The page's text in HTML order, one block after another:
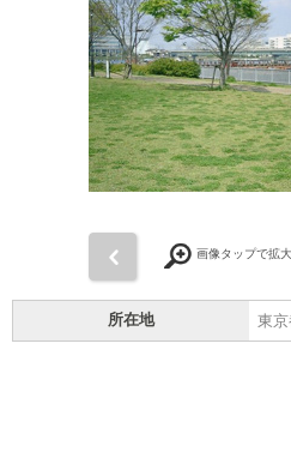
画像タップで拡
所在地 東